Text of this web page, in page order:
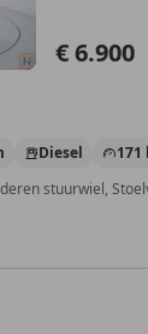
€ 6.900
Diesel
171